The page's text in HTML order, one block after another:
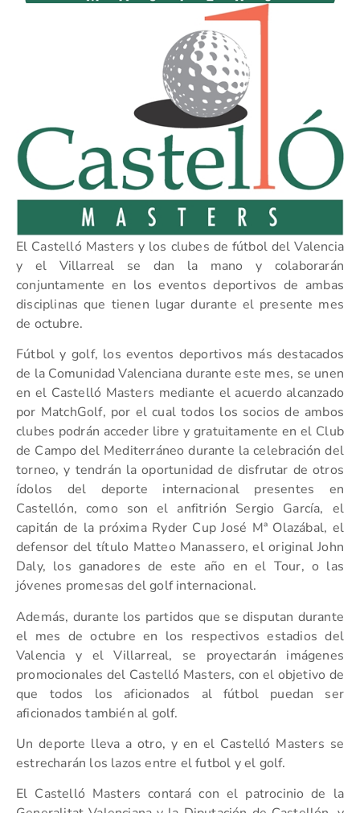
El Castelló Masters y los clubes de fútbol del Valencia
y el Villarreal se dan la mano y colaborarán
conjuntamente en los eventos deportivos de ambas
disciplinas que tienen lugar durante el presente mes
de octubre.
Fútbol y golf, los eventos deportivos más destacados
de la Comunidad Valenciana durante este mes, se unen
en el Castelló Masters mediante el acuerdo alcanzado
por MatchGolf, por el cual todos los socios de ambos
clubes podrán acceder libre y gratuitamente en el Club
de Campo del Mediterráneo durante la celebración del
torneo, y tendrán la oportunidad de disfrutar de otros
ídolos del deporte internacional presentes en
Castellón, como son el anfitrión Sergio García, el
capitán de la próxima Ryder Cup José Mª Olazábal, el
defensor del título Matteo Manassero, el original John
Daly, los ganadores de este año en el Tour, o las
jóvenes promesas del golf internacional.
Además, durante los partidos que se disputan durante
el mes de octubre en los respectivos estadios del
Valencia y el Villarreal, se proyectarán imágenes
promocionales del Castelló Masters, con el objetivo de
que todos los aficionados al fútbol puedan ser
aficionados también al golf.
Un deporte lleva a otro, y en el Castelló Masters se
estrecharán los lazos entre el futbol y el golf.
El Castelló Masters contará con el patrocinio de la